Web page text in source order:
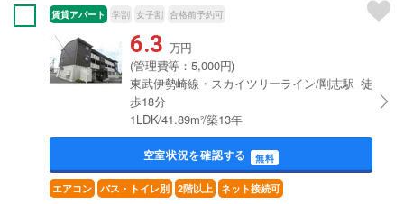
賃貸アパート 学割 女子割 合格前予約可
6.3 万円
(管理費等：5,000円)
東武伊勢崎線・スカイツリーライン/剛志駅 徒
歩18分
1LDK/41.89m²/築13年
空室状況を確認する 無料
エアコン バス・トイレ別 2階以上 ネット接続可